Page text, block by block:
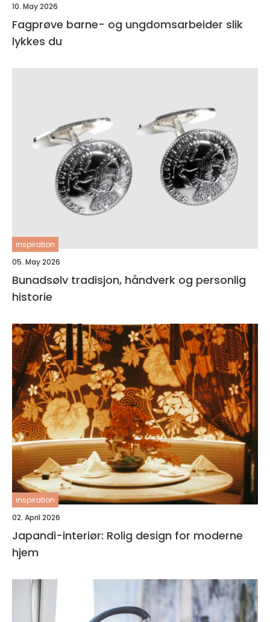
10. May 2026
Fagprøve barne- og ungdomsarbeider slik
lykkes du
inspiration
05. May 2026
Bunadsølv tradisjon, håndverk og personlig
historie
inspiration
02. April 2026
Japandi-interiør: Rolig design for moderne
hjem